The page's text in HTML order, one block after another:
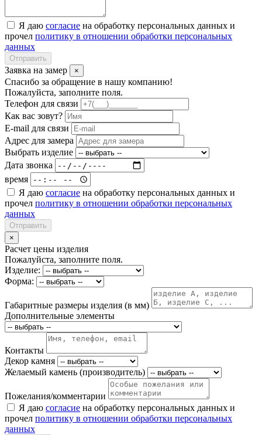
Я даю согласие на обработку персональных данных и
прочел политику в отношении обработки персональных
данных
Отправить
Заявка на замер ×
Спасибо за обращение в нашу компанию!
Пожалуйста, заполните поля.
Телефон для связи
Как вас зовут?
E-mail для связи
Адрес для замера
Выбрать изделие
Дата звонка
время
Я даю согласие на обработку персональных данных и
прочел политику в отношении обработки персональных
данных
Отправить
×
Расчет цены изделия
Пожалуйста, заполните поля.
Изделие:
Форма:
Габаритные размеры изделия (в мм)
Дополнительные элементы
Контакты
Декор камня
Желаемый камень (производитель)
Пожелания/комментарии
Я даю согласие на обработку персональных данных и
прочел политику в отношении обработки персональных
данных